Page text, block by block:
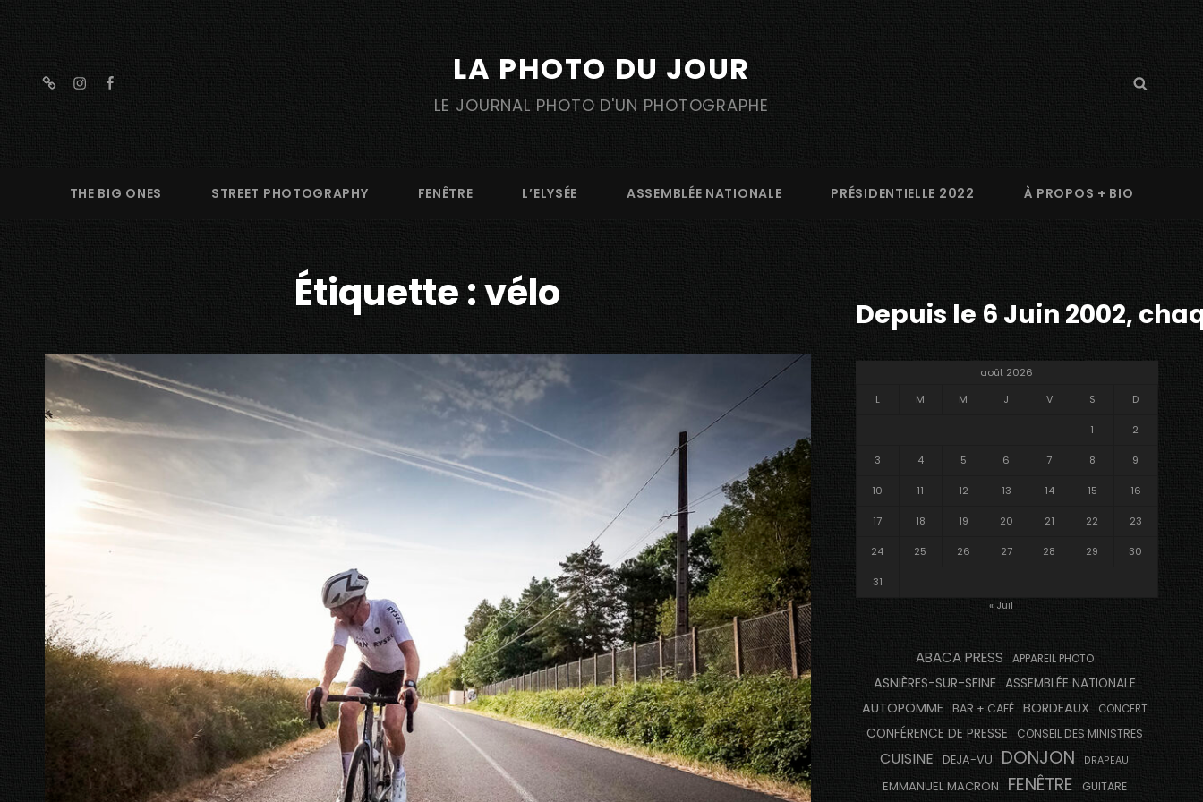
threadsinstagramfacebook LA PHOTO DU JOUR
LE JOURNAL PHOTO D'UN PHOTOGRAPHE
Search
THE BIG ONES STREET PHOTOGRAPHY FENÊTRE L’ELYSÉE ASSEMBLÉE NATIONALE PRÉSIDENTIELLE 2022 À PROPOS + BIO
Étiquette :vélo Depuis le 6 Juin 2002,
août 2026
L
M M J V S D
1 2
3 4 5 6 7 8 9
10 11 12 13 14 15 16
17 18 19 20 21 22 23
24 25 26 27 28 29 30
31
« Juil
ABACA PRESS APPAREIL PHOTO
ASNIÈRES-SUR-SEINE ASSEMBLÉE NATIONALE
AUTOPOMME BAR + CAFÉ BORDEAUX CONCERT
CONFÉRENCE DE PRESSE CONSEIL DES MINISTRES
CUISINE DEJA-VU DONJON DRAPEAU
EMMANUEL MACRON FENÊTRE GUITARE